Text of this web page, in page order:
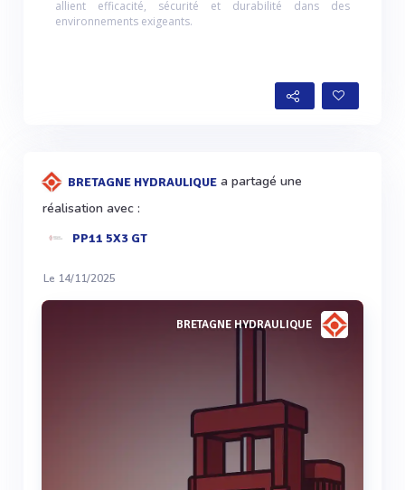
allient efficacité, sécurité et durabilité dans des
environnements exigeants.
BRETAGNE HYDRAULIQUE a partagé une
réalisation avec :
PP11 5X3 GT
Le 14/11/2025
BRETAGNE HYDRAULIQUE